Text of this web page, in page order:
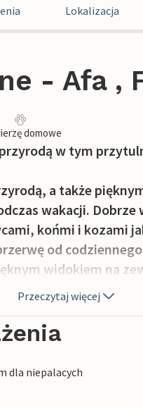
Lokalizacja
- Afa ,
domowe
w tym
a także
wakacji.
końmi i kozami
od
widokiem na
lub rozgość się
Przeczytaj więcej
dla niepalacych